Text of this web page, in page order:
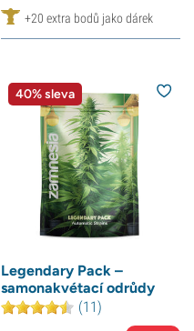
+20 extra bodů jako dárek
40% sleva
Legendary Pack –
samonakvétací odrůdy
(11)